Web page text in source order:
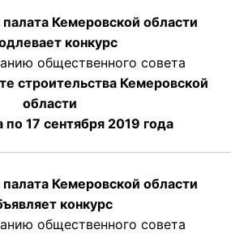
Кемеровской области
конкурс
общественного совета
строительства Кемеровской
области
по 17 сентября 2019 года
Кемеровской области
конкурс
общественного совета